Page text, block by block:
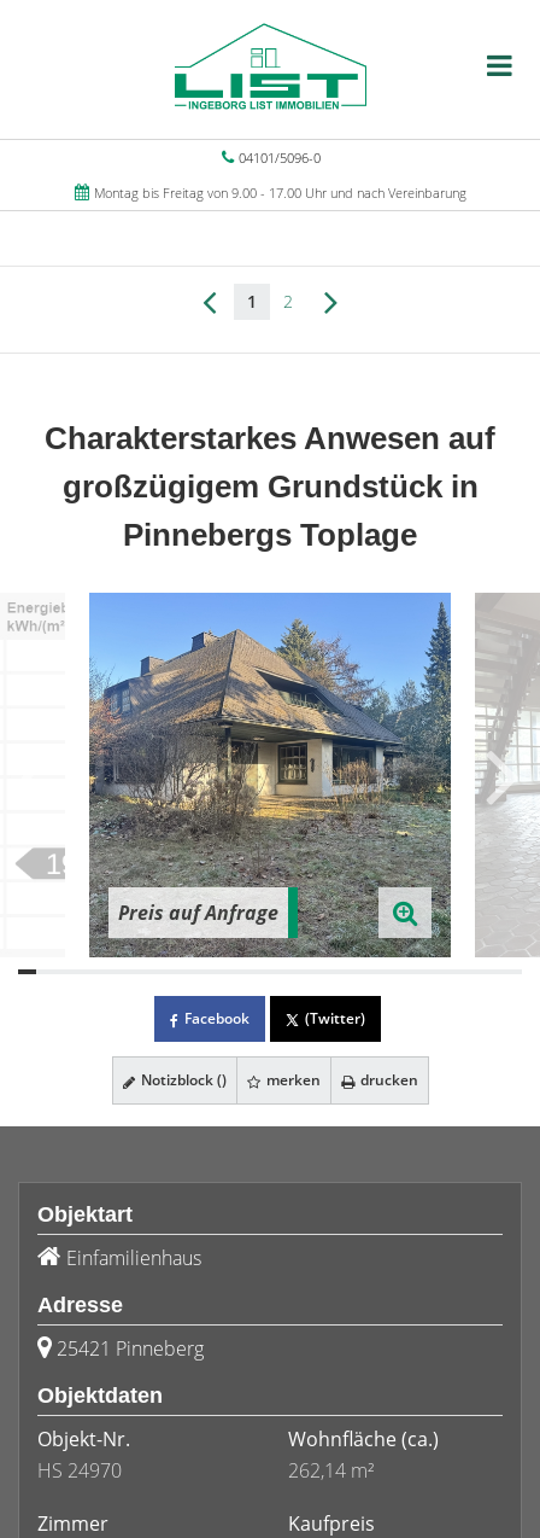
04101/5096-0
Montag bis Freitag von 9.00 - 17.00 Uhr und nach Vereinbarung
1 2
Charakterstarkes Anwesen auf
großzügigem Grundstück in
Pinnebergs Toplage
Preis auf Anfrage
Facebook (Twitter)
Notizblock () merken drucken
Objektart
Einfamilienhaus
Adresse
25421 Pinneberg
Objektdaten
Objekt-Nr.
HS 24970
Wohnfläche (ca.)
262,14 m²
Zimmer
Kaufpreis